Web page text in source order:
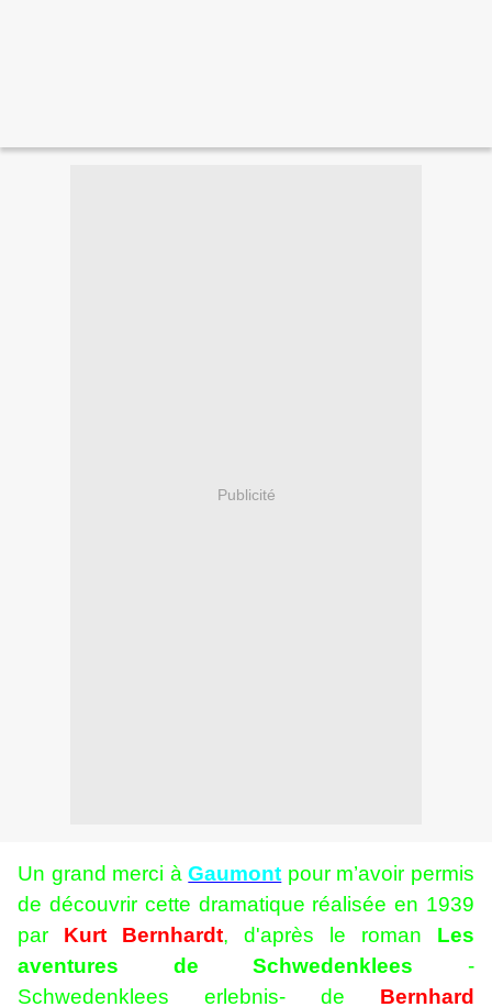
Publicité
Un grand merci àGaumont pour m’avoir permis
de découvrir cette dramatique réalisée en 1939
par Kurt Bernhardt, d'après le roman Les
aventures de Schwedenklees -
Schwedenklees erlebnis- de Bernhard